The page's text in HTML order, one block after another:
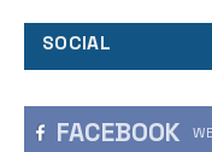
SOCIAL
FACEBOOK